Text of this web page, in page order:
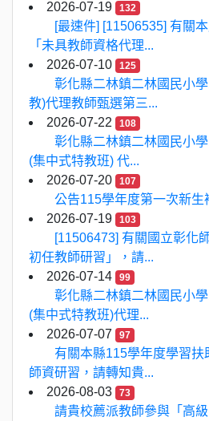
2026-07-19 132
[最速件] [11506535] 有關
「未具教師資格代理...
2026-07-10
125
彰化縣二林鎮二林國民小
教)代理教師甄選第三...
2026-07-22
108
彰化縣二林鎮二林國民小
(集中式特教班) 代...
2026-07-20
107
公告115學年度第一次新生
2026-07-19
103
[11506473] 有關國立彰化
初任教師研習」，請...
2026-07-14
99
彰化縣二林鎮二林國民小
(集中式特教班)代理...
2026-07-07
97
有關本縣115學年度學習
師資研習，請轉知貴...
2026-08-03
73
請貴校薦派教師參與「高